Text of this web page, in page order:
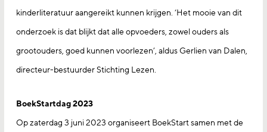
kinderliteratuur aangereikt kunnen krijgen. ‘Het mooie van dit
onderzoek is dat blijkt dat alle opvoeders, zowel ouders als
grootouders, goed kunnen voorlezen’, aldus Gerlien van Dalen,
directeur-bestuurder Stichting Lezen.
BoekStartdag 2023
Op zaterdag 3 juni 2023 organiseert BoekStart samen met de